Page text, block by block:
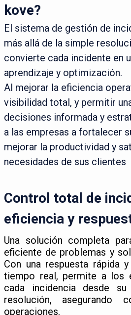
kove?
El sistema de gestión de
más allá de la simple
convierte cada incidente en
aprendizaje y optimización.
Al mejorar la eficiencia
visibilidad total, y permitir
decisiones informada y
a las empresas a fortalecer
mejorar la productividad y
necesidades de sus clientes
Control total de
eficiencia y
Una solución completa
eficiente de problemas y
Con una respuesta rápida
tiempo real, permite a los
cada incidencia desde
resolución, asegurando
operaciones.